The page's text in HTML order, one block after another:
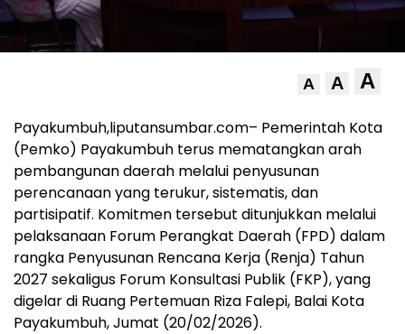
A A A
Payakumbuh,liputansumbar.com– Pemerintah Kota
(Pemko) Payakumbuh terus mematangkan arah
pembangunan daerah melalui penyusunan
perencanaan yang terukur, sistematis, dan
partisipatif. Komitmen tersebut ditunjukkan melalui
pelaksanaan Forum Perangkat Daerah (FPD) dalam
rangka Penyusunan Rencana Kerja (Renja) Tahun
2027 sekaligus Forum Konsultasi Publik (FKP), yang
digelar di Ruang Pertemuan Riza Falepi, Balai Kota
Payakumbuh, Jumat (20/02/2026).